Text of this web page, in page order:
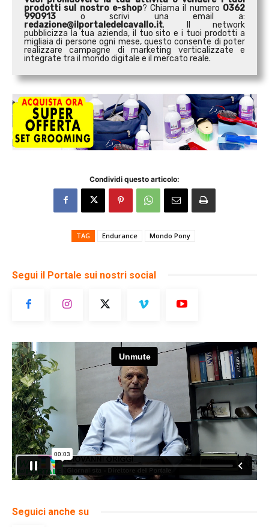
prodotti sul nostro e-shop? Chiama il numero 0362
990913 o scrivi una email a:
redazione@ilportaledelcavallo.it. Il network
pubblicizza la tua azienda, il tuo sito e i tuoi prodotti a
migliaia di persone ogni mese, questo consente di poter
realizzare campagne di marketing verticalizzate e
integrate tra il mondo digitale e il mercato reale.
Condividi questo articolo:
TAG Endurance Mondo Pony
Segui il Portale sui nostri social
Seguici anche su